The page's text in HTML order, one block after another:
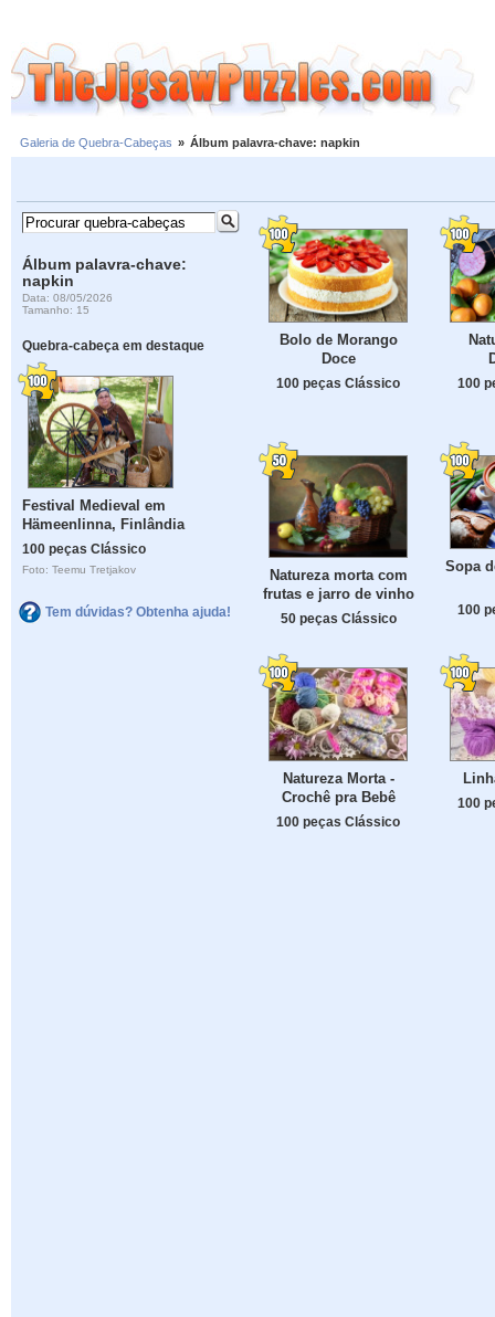
Galeria de Quebra-Cabeças » Álbum palavra-chave: napkin
Álbum palavra-chave:
napkin
Data: 08/05/2026
Tamanho: 15
Quebra-cabeça em destaque
Festival Medieval em
Hämeenlinna, Finlândia
100 peças Clássico
Foto: Teemu Tretjakov
Tem dúvidas? Obtenha ajuda!
Bolo de Morango
Doce
100 peças Clássico 100
Natureza morta com
frutas e jarro de vinho
50 peças Clássico
Sopa
100
Natureza Morta -
Crochê pra Bebê
100 peças Clássico
100